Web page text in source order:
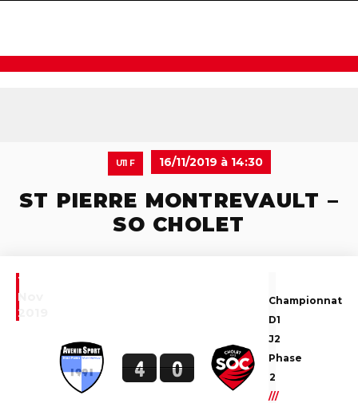
U11 F 16/11/2019 à 14:30
ST PIERRE MONTREVAULT –
SO CHOLET
16
Nov
2019
4 0
Championnat
D1
J2
Phase
2
///
Emplacement du match :
Stade des Douves
à La Regrippière